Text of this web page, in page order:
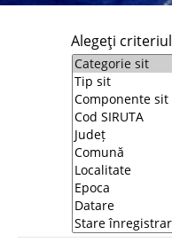
Alegeţi criteriul